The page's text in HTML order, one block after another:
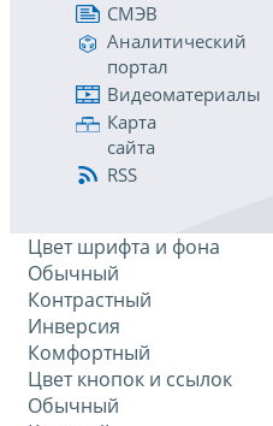
СМЭВ
Аналитический
портал
Видеоматериалы
Карта
сайта
RSS
Цвет шрифта и фона
Обычный
Контрастный
Инверсия
Комфортный
Цвет кнопок и ссылок
Обычный